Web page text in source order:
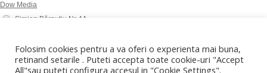
Dow Media
Simion Bărnuțiu Nr 4A
Mob: 0732 / 970 192
office@tradedesign.ro ,
Folosim cookies pentru a va oferi o experienta mai buna,
retinand setarile . Puteti accepta toate cookie-uri "Accept
All"sau puteti configura accesul in "Cookie Settings".